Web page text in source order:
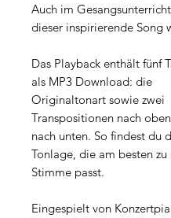
Auch im
dieser inspirierende Song
Das Playback enthält fünf
als MP3 Download: die
Originaltonart sowie zwei
Transpositionen nach
nach unten. So findest du
Tonlage, die am besten zu
Stimme passt.
Eingespielt von